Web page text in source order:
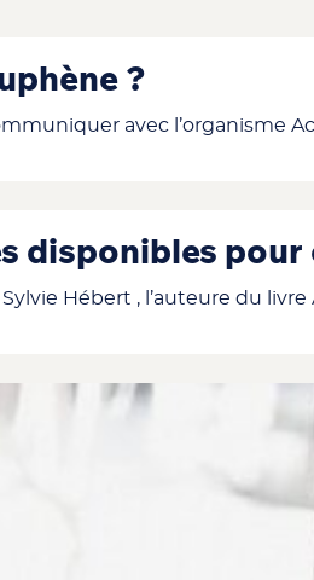
?
avec l’organisme
disponibles
Hébert , l’auteure du